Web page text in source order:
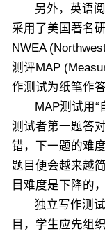
另外，英语
采用了美国著名
NWEA
测评MAP
作测试为纸笔作
MAP测试用
测试者第一题答
错，下一题的难
题目便会越来越
目难度是下降的
独立写作测
目，学生应先组